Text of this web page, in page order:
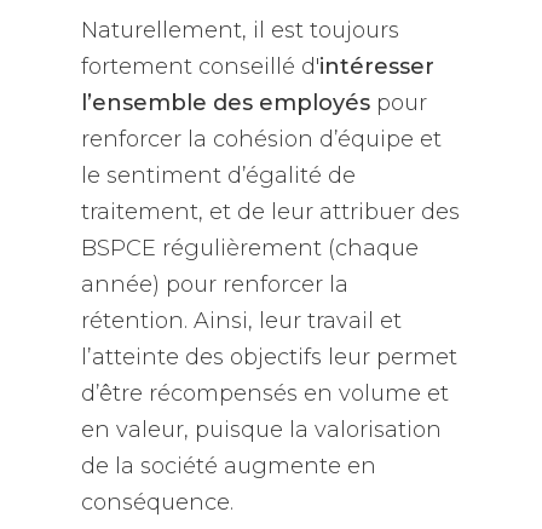
Naturellement, il est toujours
fortement conseillé d'intéresser
l’ensemble des employés pour
renforcer la cohésion d’équipe et
le sentiment d’égalité de
traitement, et de leur attribuer des
BSPCE régulièrement (chaque
année) pour renforcer la
rétention. Ainsi, leur travail et
l’atteinte des objectifs leur permet
d’être récompensés en volume et
en valeur, puisque la valorisation
de la société augmente en
conséquence.